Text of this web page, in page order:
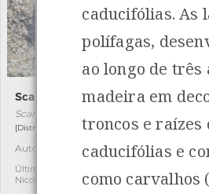
Scarites cyclops
Scarites cyclops
[Distribuição residual]
Autóctone
Última observação por:
Nicole Viana
4
caducifólias. As
polífagas,
ao longo de três
madeira em
troncos e raízes
caducifólias e
como carvalhos (